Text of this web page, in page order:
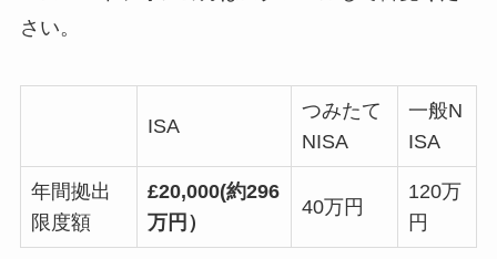
さい。
ISA
つみたて
NISA
一般N
ISA
年間拠出
限度額
£20,000(約296
万円）
40万円
120万
円